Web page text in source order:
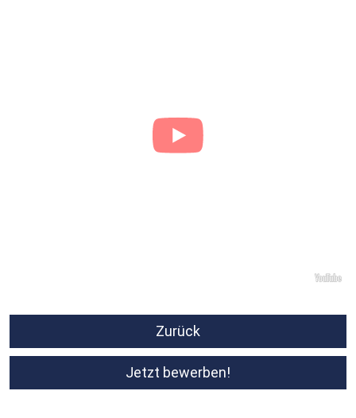
Zurück
Jetzt bewerben!